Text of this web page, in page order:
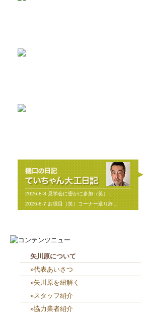
2026-8-8見学会に密かに参加（笑）...
2026-8-7お役目（笑）コーナー造り終...
矢川原について
»代表あいさつ
»矢川原を紐解く
»スタッフ紹介
»協力業者紹介